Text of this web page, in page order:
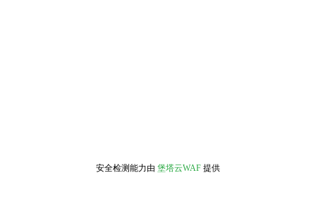
安全检测能力由 堡塔云WAF 提供